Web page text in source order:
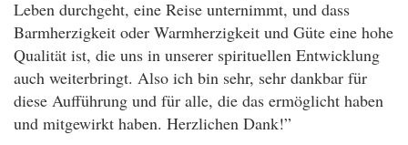
Leben durchgeht, eine Reise unternimmt, und dass
Barmherzigkeit oder Warmherzigkeit und Güte eine hohe
Qualität ist, die uns in unserer spirituellen Entwicklung
auch weiterbringt. Also ich bin sehr, sehr dankbar für
diese Aufführung und für alle, die das ermöglicht haben
und mitgewirkt haben. Herzlichen Dank!”